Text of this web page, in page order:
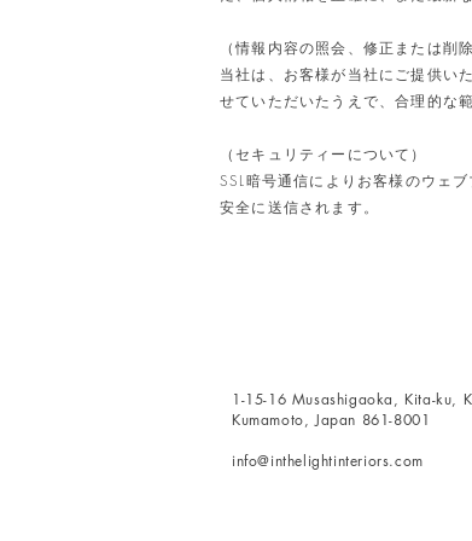
（情報内容の照会、修正または削除
当社は、お客様が当社にご提供い
せていただいたうえで、合理的な
（セキュリティーについて）
SSL暗号通信によりお客様のウェ
安全に送信されます。
1-15-16 Musashigaoka, Kita-ku,
Kumamoto, Japan 861-8001
info@inthelightinteriors.com